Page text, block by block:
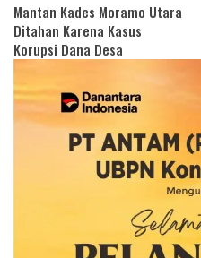
Mantan Kades Moramo Utara
Ditahan Karena Kasus
Korupsi Dana Desa